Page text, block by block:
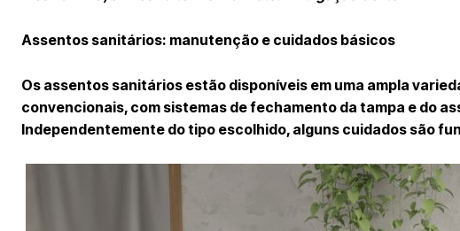
Assentos sanitários: manutenção e cuidados básicos
Os assentos sanitários estão disponíveis em uma ampla
convencionais, com sistemas de fechamento da tampa e do
Independentemente do tipo escolhido, alguns cuidados são